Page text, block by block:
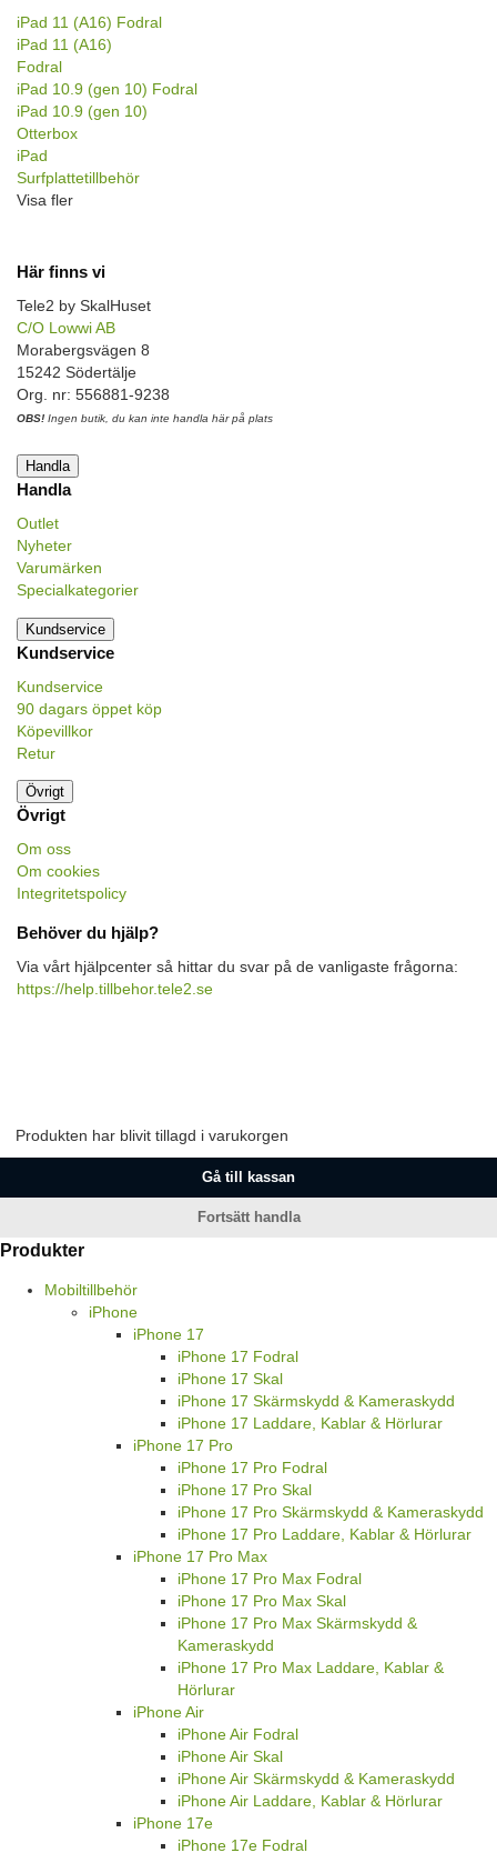
iPad 11 (A16) Fodral
iPad 11 (A16)
Fodral
iPad 10.9 (gen 10) Fodral
iPad 10.9 (gen 10)
Otterbox
iPad
Surfplattetillbehör
Visa fler
Här finns vi
Tele2 by SkalHuset
C/O Lowwi AB
Morabergsvägen 8
15242 Södertälje
Org. nr: 556881-9238
OBS! Ingen butik, du kan inte handla här på plats
Handla
Handla
Outlet
Nyheter
Varumärken
Specialkategorier
Kundservice
Kundservice
Kundservice
90 dagars öppet köp
Köpevillkor
Retur
Övrigt
Övrigt
Om oss
Om cookies
Integritetspolicy
Behöver du hjälp?
Via vårt hjälpcenter så hittar du svar på de vanligaste frågorna:
https://help.tillbehor.tele2.se
Produkten har blivit tillagd i varukorgen
Gå till kassan
Fortsätt handla
Produkter
Mobiltillbehör
iPhone
iPhone 17
iPhone 17 Fodral
iPhone 17 Skal
iPhone 17 Skärmskydd & Kameraskydd
iPhone 17 Laddare, Kablar & Hörlurar
iPhone 17 Pro
iPhone 17 Pro Fodral
iPhone 17 Pro Skal
iPhone 17 Pro Skärmskydd & Kameraskydd
iPhone 17 Pro Laddare, Kablar & Hörlurar
iPhone 17 Pro Max
iPhone 17 Pro Max Fodral
iPhone 17 Pro Max Skal
iPhone 17 Pro Max Skärmskydd &
Kameraskydd
iPhone 17 Pro Max Laddare, Kablar &
Hörlurar
iPhone Air
iPhone Air Fodral
iPhone Air Skal
iPhone Air Skärmskydd & Kameraskydd
iPhone Air Laddare, Kablar & Hörlurar
iPhone 17e
iPhone 17e Fodral